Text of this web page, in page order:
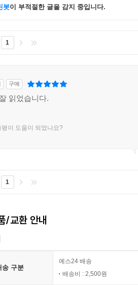
봇이 부적절한 글을 감지 중입니다.
1
구매
읽었습니다.
평이 도움이 되었나요?
1
/교환 안내
송 구분
예스24 배송
배송비 : 2,500원